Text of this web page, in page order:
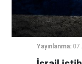
Yayınlanma: 07